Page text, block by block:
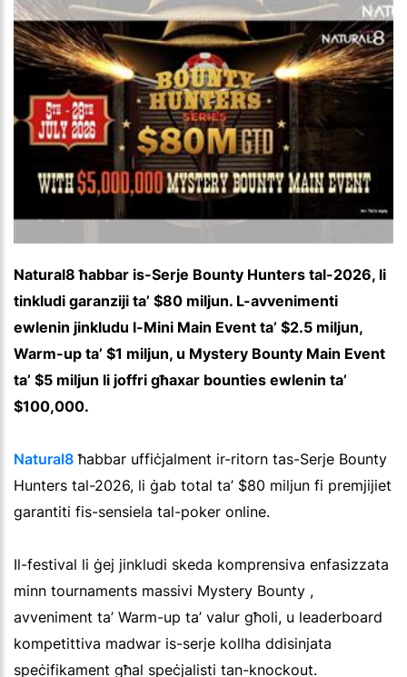
Natural8 ħabbar is-Serje Bounty Hunters tal-2026, li
tinkludi garanziji ta’ $80 miljun. L-avvenimenti
ewlenin jinkludu l-Mini Main Event ta’ $2.5 miljun,
Warm-up ta’ $1 miljun, u Mystery Bounty Main Event
ta’ $5 miljun li joffri għaxar bounties ewlenin ta’
$100,000.
Natural8 ħabbar uffiċjalment ir-ritorn tas-Serje Bounty
Hunters tal-2026, li ġab total ta’ $80 miljun fi premjijiet
garantiti fis-sensiela tal-poker online.
Il-festival li ġej jinkludi skeda komprensiva enfasizzata
minn tournaments massivi Mystery Bounty ,
avveniment ta’ Warm-up ta’ valur għoli, u leaderboard
kompetittiva madwar is-serje kollha ddisinjata
speċifikament għal speċjalisti tan-knockout.